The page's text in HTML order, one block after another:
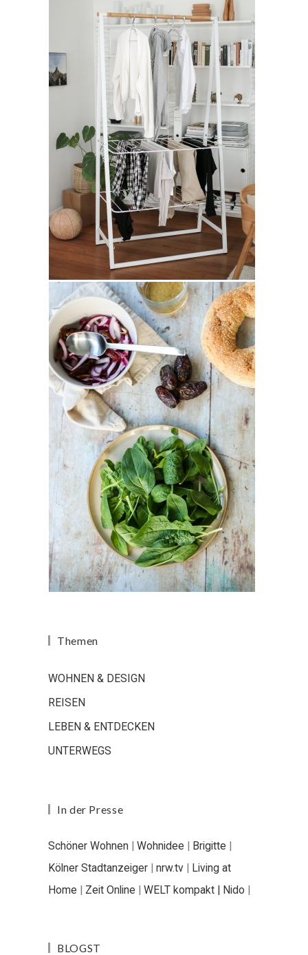
Themen
WOHNEN & DESIGN
REISEN
LEBEN & ENTDECKEN
UNTERWEGS
In der Presse
Schöner Wohnen | Wohnidee | Brigitte |
Kölner Stadtanzeiger | nrw.tv | Living at
Home | Zeit Online | WELT kompakt | Nido |
BLOGST